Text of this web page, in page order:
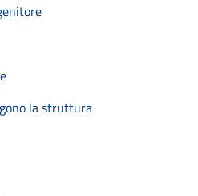
la struttura